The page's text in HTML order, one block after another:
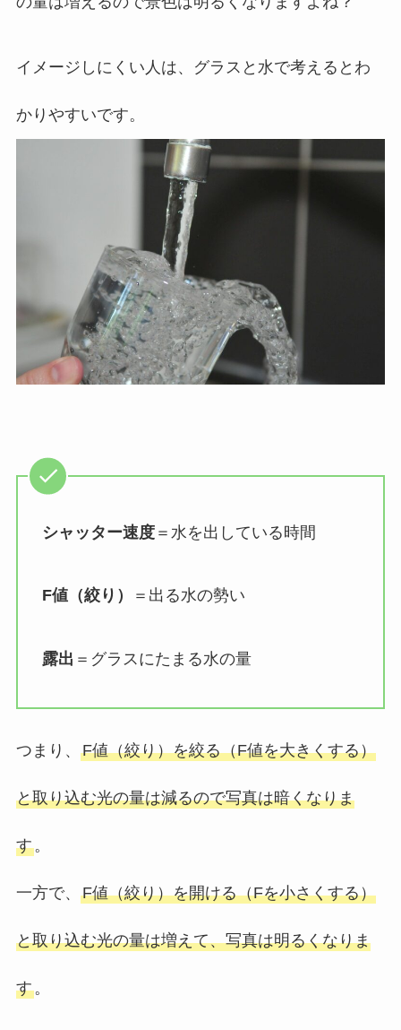
イメージしにくい人は、グラスと水で考えるとわ
かりやすいです。
シャッター速度＝水を出している時間
F値（絞り） ＝出る水の勢い
露出 ＝グラスにたまる水の量
つまり、 F値（絞り）を絞る（F値を大きくする）
と取り込む光の量は減るので写真は暗くなりま
す。
一方で、 F値（絞り）を開ける（Fを小さくする）
と取り込む光の量は増えて、写真は明るくなりま
す。